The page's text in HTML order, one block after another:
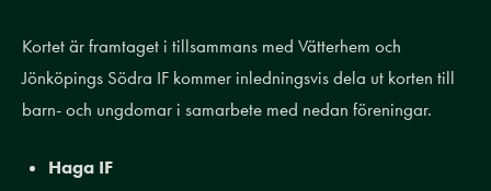
Kortet är framtaget i tillsammans med Vätterhem och
Jönköpings Södra IF kommer inledningsvis dela ut korten till
barn- och ungdomar i samarbete med nedan föreningar.
Haga IF